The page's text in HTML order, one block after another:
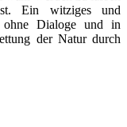
Ein witziges und
ohne Dialoge und in
der Natur durch